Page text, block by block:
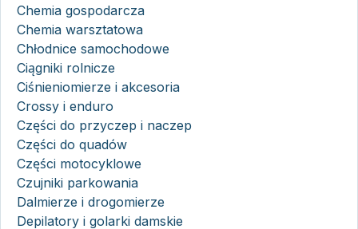
Chemia gospodarcza
Chemia warsztatowa
Chłodnice samochodowe
Ciągniki rolnicze
Ciśnieniomierze i akcesoria
Crossy i enduro
Części do przyczep i naczep
Części do quadów
Części motocyklowe
Czujniki parkowania
Dalmierze i drogomierze
Depilatory i golarki damskie